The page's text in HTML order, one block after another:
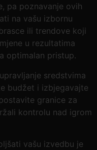
pa poznavanje ovih
na vašu izbornu
ili trendove koji
u rezultatima
optimalan pristup.
sredstvima
budžet i izbjegavajte
granice za
kontrolu nad igrom
vašu izvedbu je